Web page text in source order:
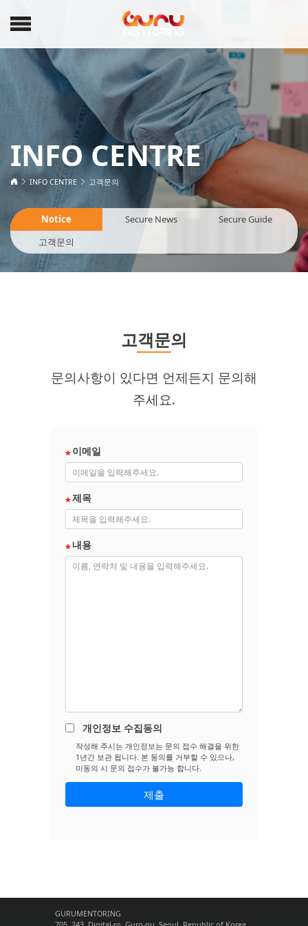
INFO CENTRE
INFO CENTRE 고객문의
Notice Secure News
Secure Guide
고객문의
고객문의
문의사항이 있다면 언제든지 문의해
주세요.
이메일
제목
내용
개인정보 수집동의
작성해 주시는 개인정보는 문의 접수 해결을 위한
1년간 보관 됩니다. 본 동의를 거부할 수 있으나,
미동의 시 문의 접수가 불가능 합니다.
GURUMENTORING